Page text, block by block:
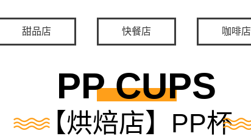
甜品店 快餐店 咖啡店
PP CUPS
【烘焙店】PP杯